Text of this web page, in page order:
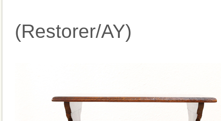
(Restorer/AY)